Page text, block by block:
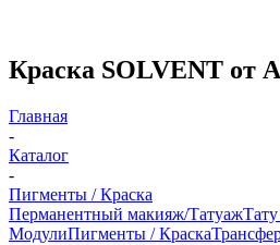
Краска SOLVENT от
Главная
-
Каталог
-
Пигменты / Краска
Перманентный макияж/Татуаж
МодулиПигменты / Краска